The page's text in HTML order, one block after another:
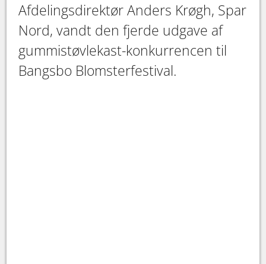
Afdelingsdirektør Anders Krøgh, Spar
Nord, vandt den fjerde udgave af
gummistøvlekast-konkurrencen til
Bangsbo Blomsterfestival.